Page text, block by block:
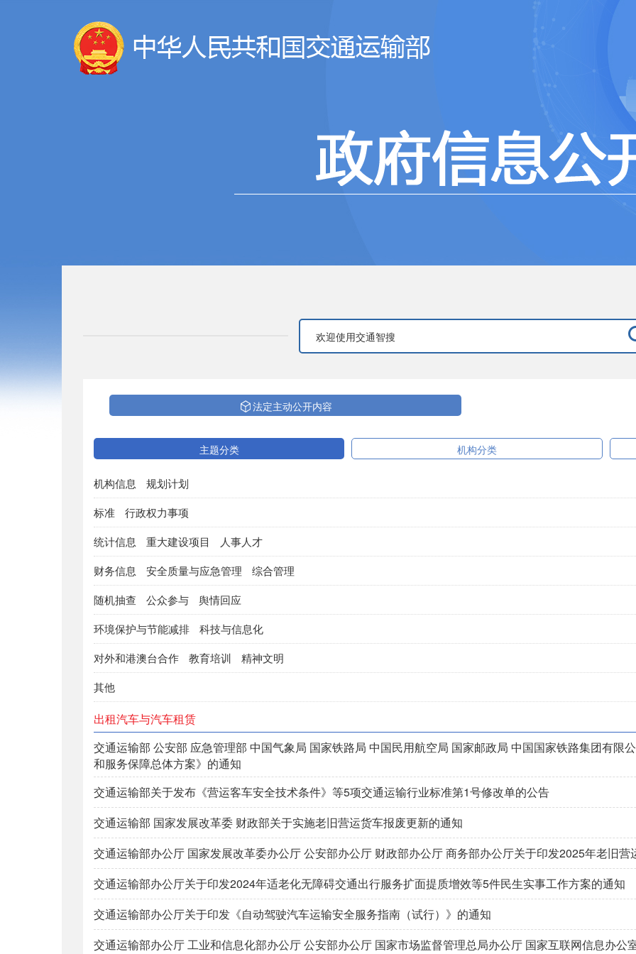
法定主动公开内容
主题分类 机构分类
机构信息
规划计划
标准
行政权力事项
统计信息
重大建设项目
人事人才
财务信息
安全质量与应急管理
综合管理
随机抽查
公众参与
舆情回应
环境保护与节能减排
科技与信息化
对外和港澳台合作
教育培训
精神文明
其他
出租汽车与汽车租赁
交通运输部 公安部 应急管理部 中国气象局 国家铁路局 中国民用航空局 国家邮政局 中国国家铁路集团有限
和服务保障总体方案》的通知
交通运输部关于发布《营运客车安全技术条件》等5项交通运输行业标准第1号修改单的公告
交通运输部 国家发展改革委 财政部关于实施老旧营运货车报废更新的通知
交通运输部办公厅 国家发展改革委办公厅 公安部办公厅 财政部办公厅 商务部办公厅关于印发2025年老旧
交通运输部办公厅关于印发2024年适老化无障碍交通出行服务扩面提质增效等5件民生实事工作方案的通知
交通运输部办公厅关于印发《自动驾驶汽车运输安全服务指南（试行）》的通知
交通运输部办公厅 工业和信息化部办公厅 公安部办公厅 国家市场监督管理总局办公厅 国家互联网信息办